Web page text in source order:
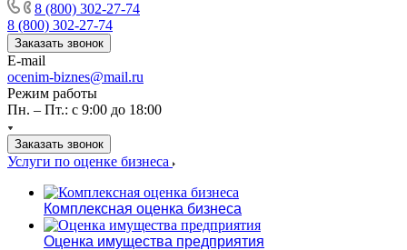
8 (800) 302-27-74
8 (800) 302-27-74
Заказать звонок
E-mail
ocenim-biznes@mail.ru
Режим работы
Пн. – Пт.: с 9:00 до 18:00
Заказать звонок
Услуги по оценке бизнеса
Комплексная оценка бизнеса
Оценка имущества предприятия